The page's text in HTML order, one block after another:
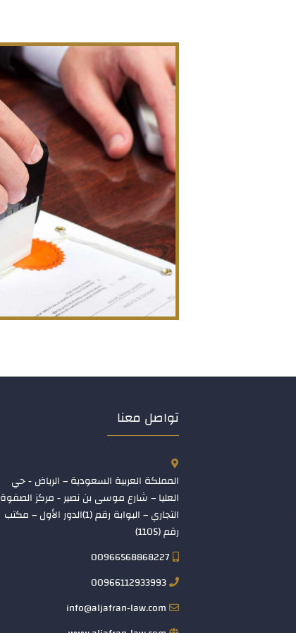
تواصل معنا
المملكة العربية السعودية – الرياض - حي
العليا – شارع موسى بن نصير - مركز الصفوة
التجاري – البوابة رقم (1)الدور الأول – مكتب
رقم (1105)
00966568868227
00966112933993
info@aljafran-law.com